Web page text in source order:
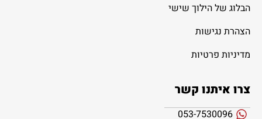
הבלוג של הילוך שישי
הצהרת נגישות
מדיניות פרטיות
צרו איתנו קשר
053-7530096